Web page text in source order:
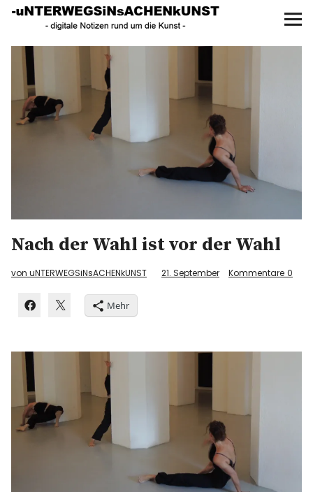
UNTERWEGS IN SACHEN
KUNST
Start
AKTUELLE AUSSTELLUNGEN
KUNSTSPAZIERGÄNGE
f I P
Nach der Wahl ist vor der Wahl
von uNTERWEGSiNsACHENkUNST 21. September Kommentare 0
Mehr